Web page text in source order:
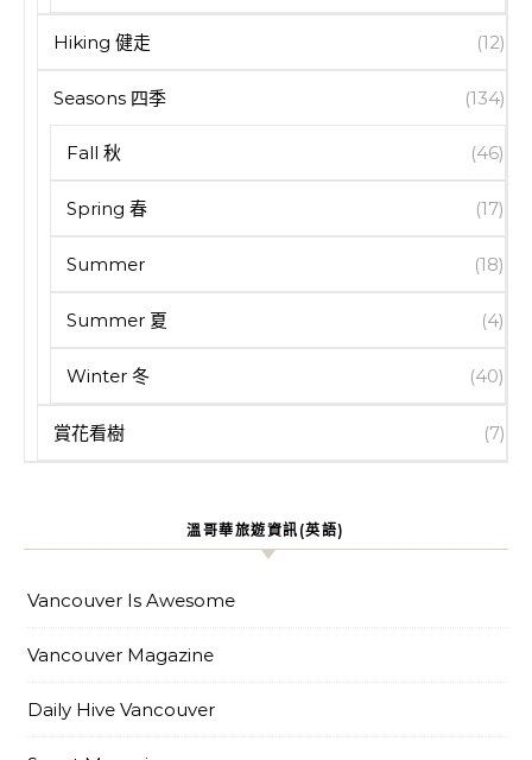
Hiking 健走 (12)
Seasons 四季 (134)
Fall 秋 (46)
Spring 春 (17)
Summer (18)
Summer 夏 (4)
Winter 冬 (40)
賞花看樹 (7)
溫哥華旅遊資訊(英語)
Vancouver Is Awesome
Vancouver Magazine
Daily Hive Vancouver